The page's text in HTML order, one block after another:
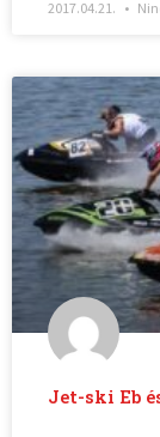
2017.04.21.
Jet-ski Eb